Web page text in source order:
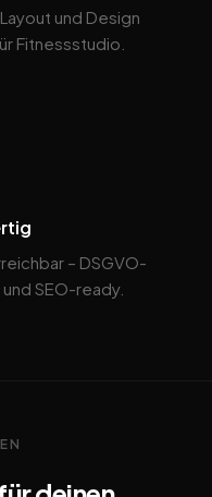
und Design
Fitnessstudio.
– DSGVO-
SEO-ready.